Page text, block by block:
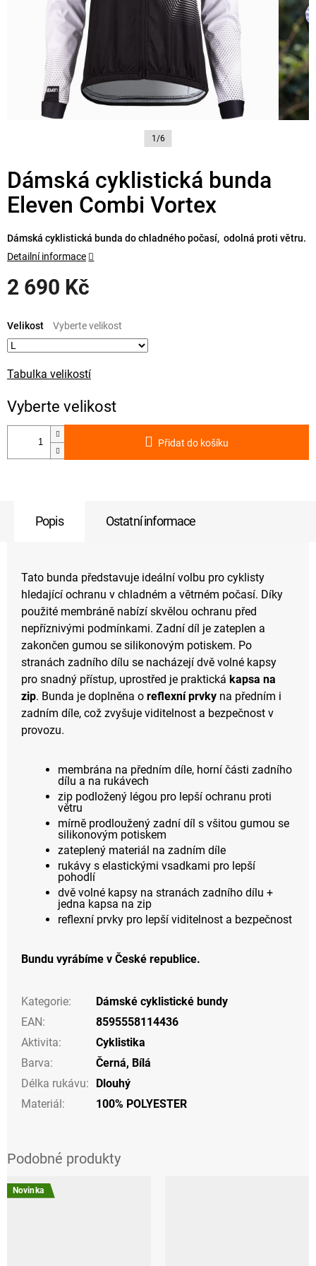
1/6
Dámská cyklistická bunda
Eleven Combi Vortex
2 690 Kč
cena:
Tabulka velikostí
Velikost
Přidat do košíku
Dámská cyklistická bunda do chladného počasí, odolná proti větru.
Detailní informace
Popis Ostatní informace
Tato bunda představuje ideální volbu pro cyklisty
hledající ochranu v chladném a větrném počasí. Díky
použité membráně nabízí skvělou ochranu před
nepříznivými podmínkami. Zadní díl je zateplen a
zakončen gumou se silikonovým potiskem. Po
stranách zadního dílu se nacházejí dvě volné kapsy
pro snadný přístup, uprostřed je praktická kapsa na
zip. Bunda je doplněna o reflexní prvky na předním i
zadním díle, což zvyšuje viditelnost a bezpečnost v
provozu.
membrána na předním díle, horní části zadního
dílu a na rukávech
zip podložený légou pro lepší ochranu proti
větru
mírně prodloužený zadní díl s všitou gumou se
silikonovým potiskem
zateplený materiál na zadním díle
rukávy s elastickými vsadkami pro lepší
pohodlí
dvě volné kapsy na stranách zadního dílu +
jedna kapsa na zip
reflexní prvky pro lepší viditelnost a bezpečnost
Bundu vyrábíme v České republice.
Kategorie:
Dámské cyklistické bundy
EAN:
8595558114436
Aktivita:
Cyklistika
Barva: Černá, Bílá
Délka rukávu:
Dlouhý
Materiál: 100% POLYESTER
Novinka